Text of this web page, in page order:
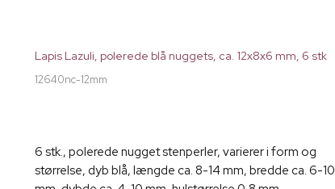
Lapis Lazuli, polerede blå nuggets, ca. 12x8x6 mm, 6 stk
12640nc-12mm
6 stk., polerede nugget stenperler, varierer i form og
størrelse, dyb blå, længde ca. 8-14 mm, bredde ca. 6-10